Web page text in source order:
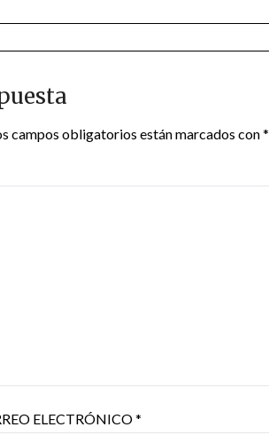
campos obligatorios están marcados con*
ELECTRÓNICO*